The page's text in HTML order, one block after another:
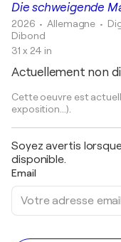
Die schweigende
2026 • Allemagne •
Dibond
31 x 24 in
Actuellement non
Cette oeuvre est
exposition...).
Soyez avertis
disponible.
Email